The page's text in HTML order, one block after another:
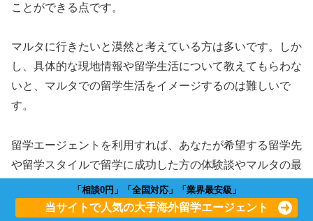
ことができる点です。
マルタに行きたいと漠然と考えている方は多いです。しか
し、具体的な現地情報や留学生活について教えてもらわな
いと、マルタでの留学生活をイメージするのは難しいで
す。
留学エージェントを利用すれば、あなたが希望する留学先
や留学スタイルで留学に成功した方の体験談やマルタの最
新情報をキャッチできます。
「相談0円」「全国対応」「業界最安級」
当サイトで人気の大手海外留学エージェント